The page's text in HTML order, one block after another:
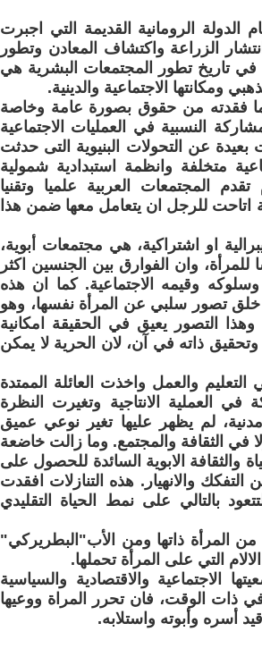
الرومانية القديمة التي اجبرت
الزراعة واكتشاف المعادن وتطور
في تاريخ تطور المجتمعات البشرية هي
ومكانتها الاجتماعية والدينية.
ما فقدته من حقوق بصورة عامة وخاصة
النسبية في العمليات الاجتماعية
بعيدة عن التحولات البنيوية التى حدثت
متخلفة وانظمة استبدادية شمولية
المجتمعات العربية علميا وتقنيا
اتاحت للرجل ان يتعامل معها ضمن هذا
او اشتراكية، هي مجتمعات أبوية،
وان الفوارق بين الجنسين اكثر
وقيمه الاجتماعية. كما ان هذه
خلق تصور سلبي عن المرأة نفسها، وهو
التصور يعيق في الحقيقة امكانية
ذاته في آن، لان الحرية لا يمكن
والعمل واخذت العائلة الممتدة
العملية الانتاجية وتغيرت النظرة
لم يظهر عليها تغير نوعي عميق
في الثقافة والمجتمع. وما زالت خاضعة
والثقافة الابوية السائدة للحصول على
والانهيار. هذه التنازلات افقدت
بالتالي على نمط الحياة التقليدي
من المرأة ذاتها ومن الأب"البطريركي"
التي على المرأة تحملها.
والاقتصادية والسياسية
ذات الوقت، فان تحرر المراة ووعيها
أسره وأبوته واستلابه.